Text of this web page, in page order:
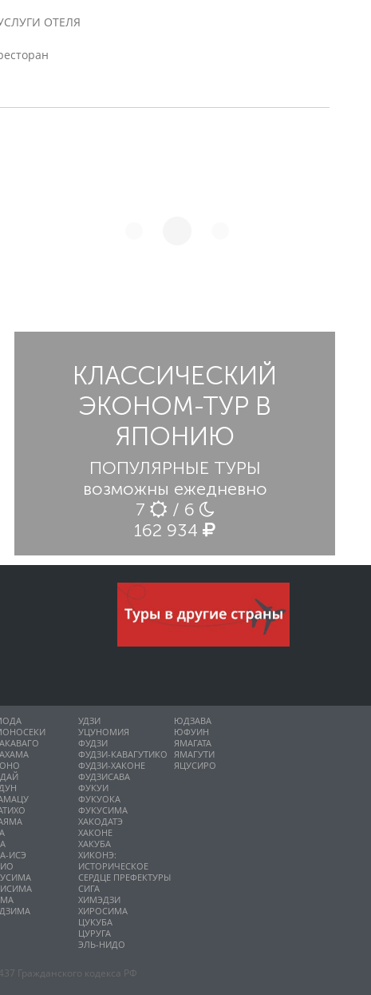
ОТЕЛЯ
КЛАССИЧЕСКИЙ
ЭКОНОМ-ТУР В
ЯПОНИЮ
ПОПУЛЯРНЫЕ ТУРЫ
возможны ежедневно
7
/ 6
162 934
ИСЭ
УДЗИ
УЦУНОМИЯ
ФУДЗИ
ФУДЗИ-КАВАГУТИКО
ФУДЗИ-ХАКОНЕ
ФУДЗИСАВА
ФУКУИ
ФУКУОКА
ФУКУСИМА
ХАКОДАТЭ
ХАКОНЕ
ХАКУБА
ХИКОНЭ:
ИСТОРИЧЕСКОЕ
СЕРДЦЕ ПРЕФЕКТУРЫ
СИГА
ХИМЭДЗИ
ХИРОСИМА
ЦУКУБА
ЦУРУГА
ЭЛЬ-НИДО
ЮДЗАВА
ЮФУИН
ЯМАГАТА
ЯМАГУТИ
ЯЦУСИРО
Гражданского кодекса РФ